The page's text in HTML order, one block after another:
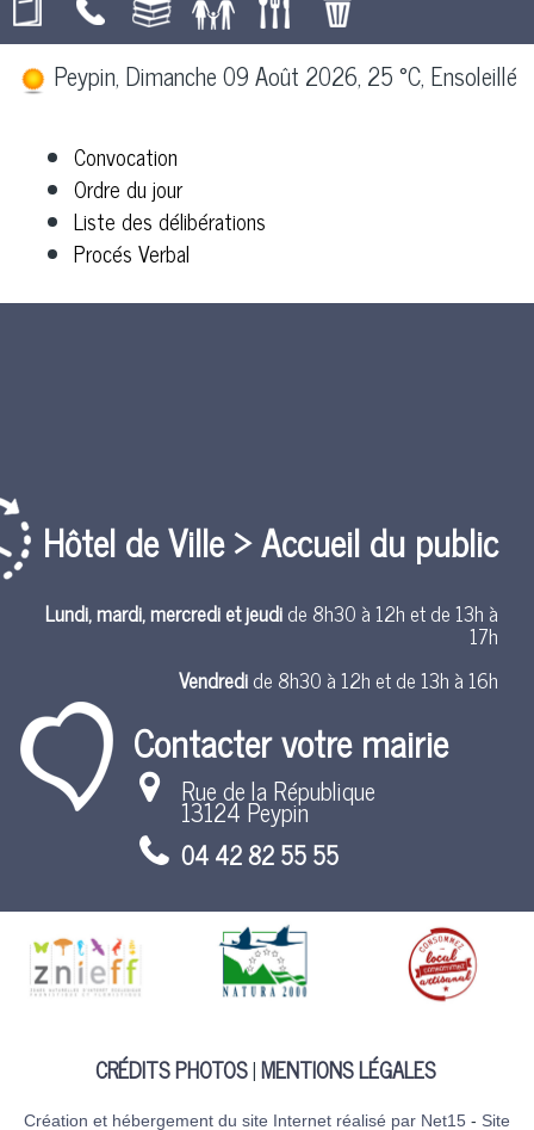
Peypin, Dimanche 09 Août 2026, 25 °C, Ensoleillé
Convocation
Ordre du jour
Liste des délibérations
Procés Verbal
Hôtel de Ville > Accueil du public
Lundi, mardi, mercredi et jeudide 8h30 à 12h et de 13h à
17h
Vendredide 8h30 à 12h et de 13h à 16h
Contacter votre mairie
Rue de la République
13124 Peypin
04 42 82 55 55
CRÉDITS PHOTOS MENTIONS LÉGALES
Création et hébergement du site Internet réalisé par Net15 - Site